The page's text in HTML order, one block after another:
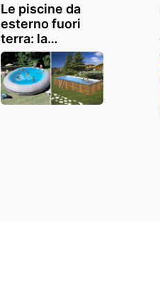
Le piscine da
esterno fuori
terra: la
soluzione in
giardino per le
calde giornate
estive